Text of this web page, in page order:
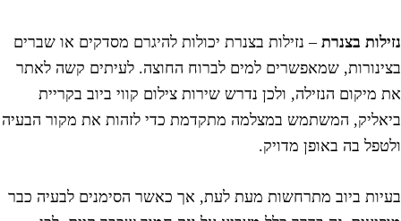
בצנרת– נזילות בצנרת יכולות להיגרם מסדקים או שברים
שמאפשרים למים לברוח החוצה. לעיתים קשה לאתר
מיקום הנזילה, ולכן נדרש שירות צילום קווי ביוב בקריית
המשתמש במצלמה מתקדמת כדי לזהות את מקור הבעיה
בה באופן מדויק.
ביוב מתרחשות מעת לעת, אך כאשר הסימנים לבעיה כבר